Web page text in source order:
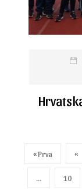
« Prva «
10